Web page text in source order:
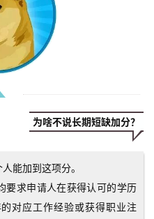
为啥不说长期短缺加分？
能加到这项分。
要求申请人在获得认可的学历
对应工作经验或获得职业注